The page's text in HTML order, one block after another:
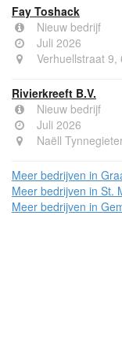
Fay Toshack
Nieuw bedrijf
Juli 2026
Verhuellstraat 9,
Rivierkreeft B.V.
Nieuw bedrijf
Juli 2026
Naëll
Meer bedrijven in
Meer bedrijven in St.
Meer bedrijven in